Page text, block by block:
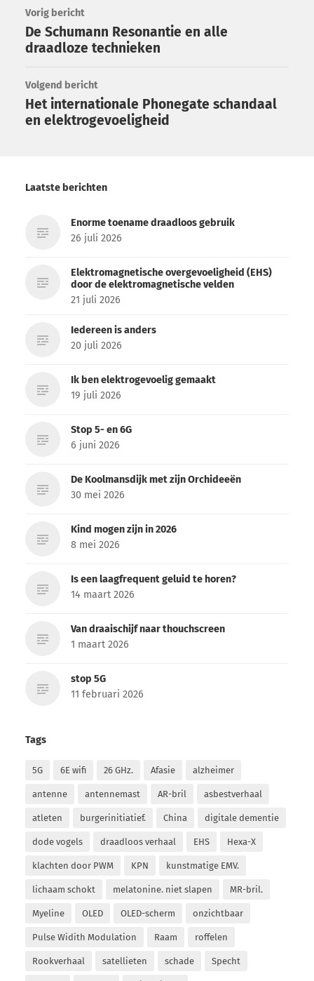
Vorig bericht
De Schumann Resonantie en alle
draadloze technieken
Volgend bericht
Het internationale Phonegate schandaal
en elektrogevoeligheid
Laatste berichten
Enorme toename draadloos gebruik
26 juli 2026
Elektromagnetische overgevoeligheid (EHS)
door de elektromagnetische velden
21 juli 2026
Iedereen is anders
20 juli 2026
Ik ben elektrogevoelig gemaakt
19 juli 2026
Stop 5- en 6G
6 juni 2026
De Koolmansdijk met zijn Orchideeën
30 mei 2026
Kind mogen zijn in 2026
8 mei 2026
Is een laagfrequent geluid te horen?
14 maart 2026
Van draaischijf naar thouchscreen
1 maart 2026
stop 5G
11 februari 2026
Tags
5G 6E wifi 26 GHz. Afasie alzheimer
antenne antennemast AR-bril asbestverhaal
atleten burgerinitiatief. China digitale dementie
dode vogels draadloos verhaal EHS Hexa-X
klachten door PWM KPN kunstmatige EMV.
lichaam schokt melatonine. niet slapen MR-bril.
Myeline OLED OLED-scherm onzichtbaar
Pulse Widith Modulation Raam roffelen
Rookverhaal satellieten schade Specht